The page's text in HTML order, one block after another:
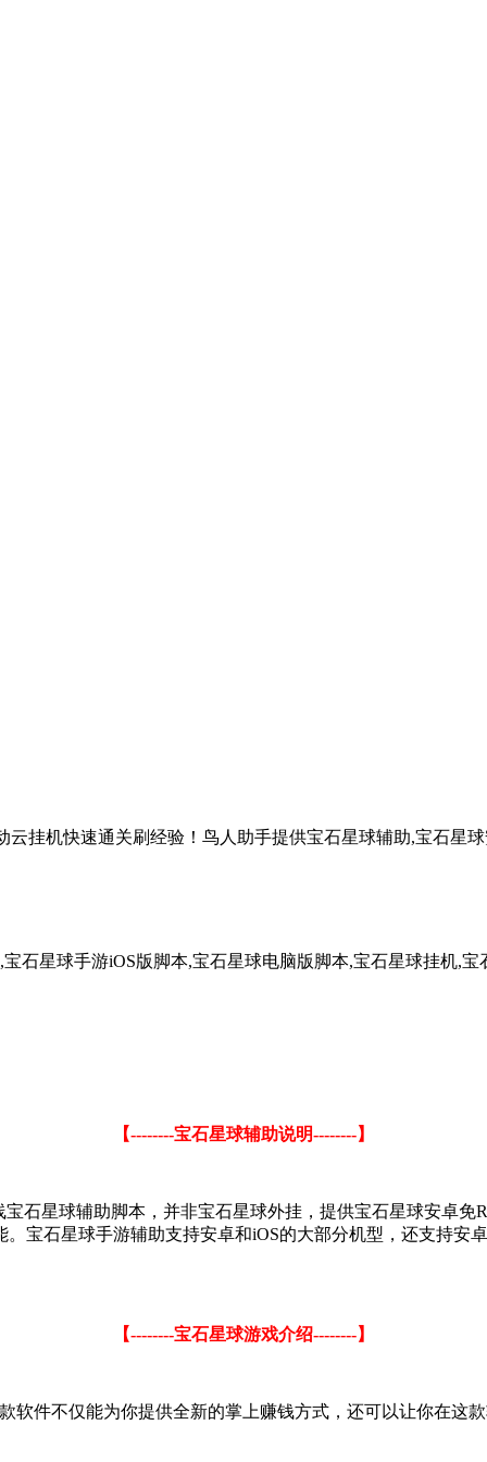
挂机快速通关刷经验！鸟人助手提供宝石星球辅助,宝石星
石星球手游iOS版脚本,宝石星球电脑版脚本,宝石星球挂机,
【--------宝石星球辅助说明--------】
石星球辅助脚本，并非宝石星球外挂，提供宝石星球安卓
宝石星球手游辅助支持安卓和iOS的大部分机型，还支持安
【--------宝石星球游戏介绍--------】
软件不仅能为你提供全新的掌上赚钱方式，还可以让你在这